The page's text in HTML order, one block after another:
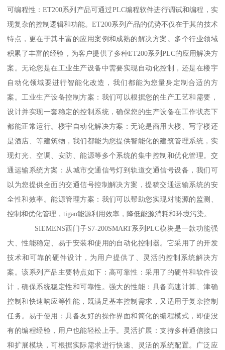
可编程性：ET200系列产品可通过PLC编程软件进行调试和编程，实
现复杂的控制逻辑和功能。ET200系列产品的优势不仅在于其的技术
特点，更在于其丰富的应用案例和成熟的解决方案。多个行业领域
积累了丰富的经验，为客户提供了多种ET200系列PLC的应用解决方
案。无论您是在工业生产设备中需要实现自动化控制，还是在楼宇
自动化领域要进行智能化改造，我们都能为您量身定制合适的方
案。工业生产设备控制方案：我们可以根据您的生产工艺和需要，
设计并实现一套稳定的控制系统，确保您的生产设备在工作状态下
都能正常运行。楼宇自动化解决方案：无论是商用大楼、写字楼还
是酒店、等建筑物，我们都能为您提供智能化的建筑管理系统，实
现灯光、空调、安防、能源等多个系统的集中控制和优化管理。交
通运输系统方案：从城市交通信号灯到轨道交通信号设备，我们可
以为您提供全面的交通信号控制解决方案，提稿交通运输系统的安
全性和效率。能源管理方案：我们可以帮助您实现对能源的监测、
控制和优化管理，tigao能源利用效率，降低能源消耗和环境污染。
SIEMENS西门子S7-200SMART系列PLC模块是一款功能强
大、性能稳定、易于安装和使用的自动化控制器。它采用了的开发
技术和可靠的硬件设计，为用户提供了、灵活的控制系统解决方
案。该系列产品主要特点如下：高可靠性：采用了的硬件和软件设
计，确保系统稳定性和可靠性。强大的性能：具备高速计算、津确
控制和快速响应等性能，既满足基本控制需求，又适用于复杂控制
任务。易于使用：具备友好的操作界面和简化的编程模式，即使没
有的编程经验，用户也能轻松上手。灵活扩展：支持多种通信接口
和扩展模块，可根据实际需求进行快速、灵活的系统配置。广泛应